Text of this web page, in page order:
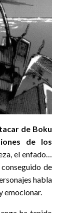
de Boku
de los
el enfado…
de
habla
emocionar.